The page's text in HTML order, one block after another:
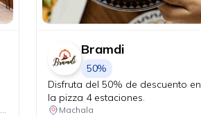
Consulta las ubicaciones participantes
Bramdi
50%
Disfruta del 50% de descuento en
la pizza 4 estaciones.
Machala